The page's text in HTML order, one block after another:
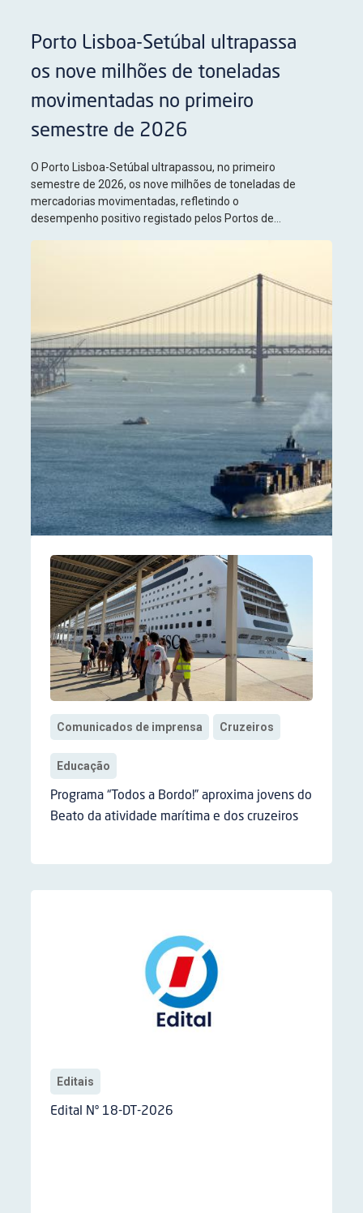
Porto Lisboa-Setúbal ultrapassa
os nove milhões de toneladas
movimentadas no primeiro
semestre de 2026
O Porto Lisboa-Setúbal ultrapassou, no primeiro
semestre de 2026, os nove milhões de toneladas de
mercadorias movimentadas, refletindo o
desempenho positivo registado pelos Portos de
Comunicados de imprensa Cruzeiros
Educação
Programa “Todos a Bordo!” aproxima jovens do
Beato da atividade marítima e dos cruzeiros
Editais
Edital Nº 18-DT-2026